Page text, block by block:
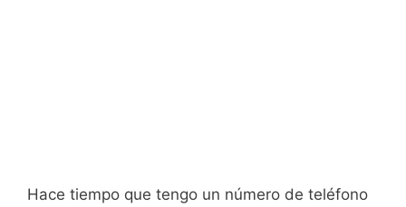
Hace tiempo que tengo un número de teléfono